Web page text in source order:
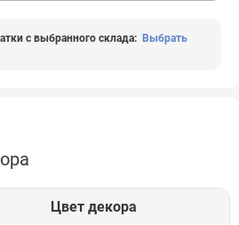
с выбранного склада: Выбрать
Цвет декора